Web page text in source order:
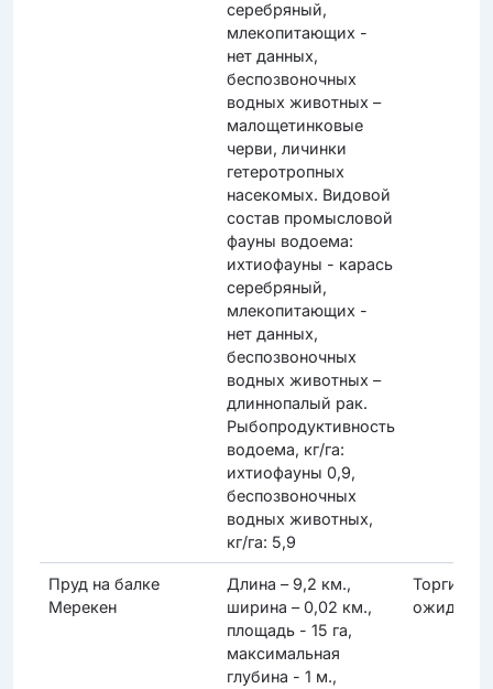
серебряный,
млекопитающих -
нет данных,
беспозвоночных
водных животных –
малощетинковые
черви, личинки
гетеротропных
насекомых. Видовой
состав промысловой
фауны водоема:
ихтиофауны - карась
серебряный,
млекопитающих -
нет данных,
беспозвоночных
водных животных –
длиннопалый рак.
Рыбопродуктивность
водоема, кг/га:
ихтиофауны 0,9,
беспозвоночных
водных животных,
кг/га: 5,9
Пруд на балке
Мерекен
Длина – 9,2 км.,
ширина – 0,02 км.,
площадь - 15 га,
максимальная
глубина - 1 м.,
Торги